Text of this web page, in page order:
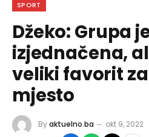
SPORT
Džeko: Grupa
izjednačena,
veliki favorit
mjesto
Byaktuelno.ba okt 9, 2022